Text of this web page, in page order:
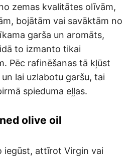
zemas kvalitātes olīvām,
bojātām vai savāktām no
garša un aromāts,
to izmanto tikai
Pēc rafinēšanas tā kļūst
lai uzlabotu garšu, tai
spieduma eļļas.
olive oil
iegūst, attīrot Virgin vai